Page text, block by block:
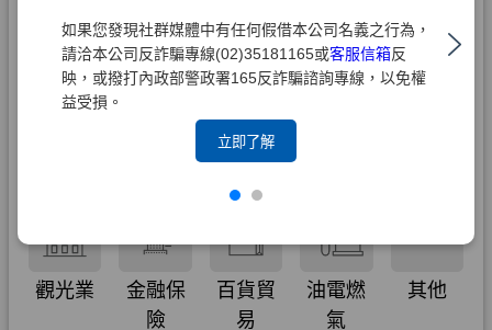
如果您發現社群媒體中有任何假借本公司名義之行為，
請洽本公司反詐騙專線(02)35181165或客服信箱反
映，或撥打內政部警政署165反詐騙諮詢專線，以免權
益受損。
立即了解